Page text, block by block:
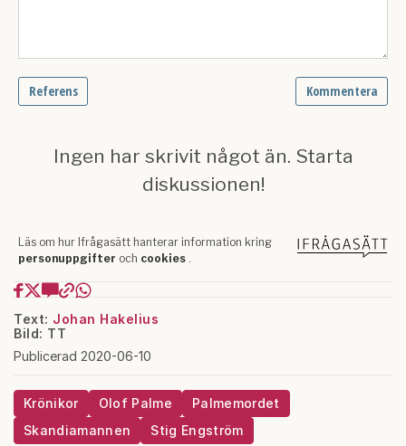
Text: Johan Hakelius
Bild: TT
Publicerad 2020-06-10
Krönikor Olof Palme
Palmemordet
Skandiamannen
Stig Engström